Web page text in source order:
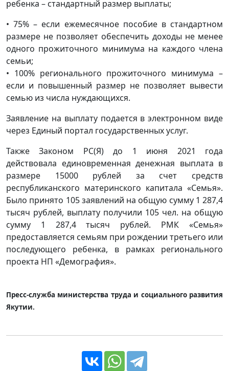
ребенка – стандартный размер выплаты;
• 75% – если ежемесячное пособие в стандартном
размере не позволяет обеспечить доходы не менее
одного прожиточного минимума на каждого члена
семьи;
• 100% регионального прожиточного минимума –
если и повышенный размер не позволяет вывести
семью из числа нуждающихся.
Заявление на выплату подается в электронном виде
через Единый портал государственных услуг.
Также Законом РС(Я) до 1 июня 2021 года
действовала единовременная денежная выплата в
размере 15000 рублей за счет средств
республиканского материнского капитала «Семья».
Было принято 105 заявлений на общую сумму 1 287,4
тысяч рублей, выплату получили 105 чел. на общую
сумму 1 287,4 тысяч рублей. РМК «Семья»
предоставляется семьям при рождении третьего или
последующего ребенка, в рамках регионального
проекта НП «Демография».
Пресс-служба министерства труда и социального развития
Якутии.